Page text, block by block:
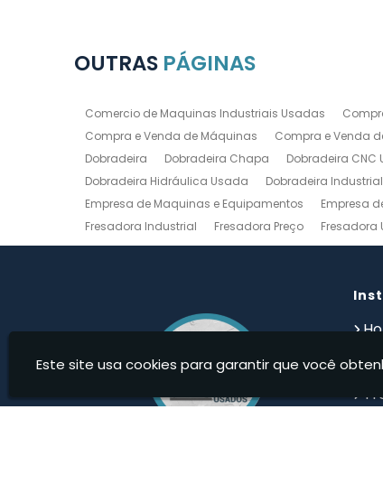
OUTRAS PÁGINAS
Comercio de Maquinas Industriais Usadas
Compra e Venda de Máquinas
Compra e Venda
Dobradeira
Dobradeira Chapa Dobradeira CNC
Dobradeira Hidráulica Usada
Dobradeira Industrial
Empresa de Maquinas e Equipamentos
Empresa
Fresadora Industrial
Fresadora Preço Fresadora
Guilhotina Industrial
Guilhotina Industrial para
Torno Mecânico Usado
Compro Torno Mecanico
Este site usa cookies para garantir que você